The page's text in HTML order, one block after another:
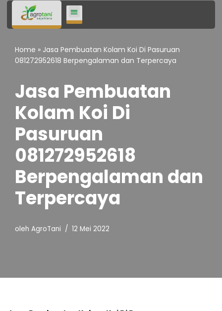
Lompat
konten
Home » Jasa Pembuatan Kolam Koi Di Pasuruan
081272952618 Berpengalaman dan Terpercaya
Jasa Pembuatan
Kolam Koi Di
Pasuruan
081272952618
Berpengalaman dan
Terpercaya
oleh AgroTani 12 Mei 2022